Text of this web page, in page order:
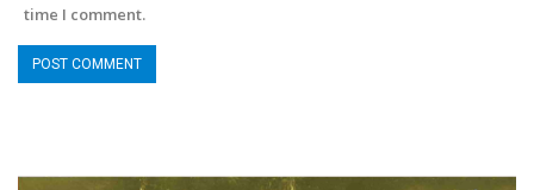
time I comment.